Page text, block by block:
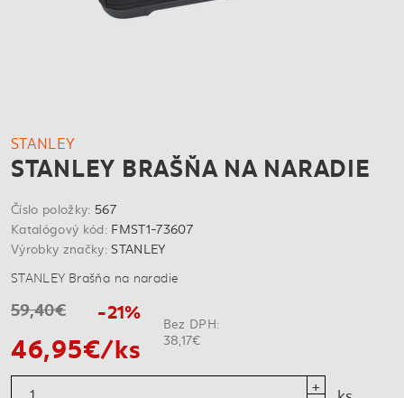
STANLEY
STANLEY BRAŠŇA NA NARADIE
Číslo položky: 567
Katalógový kód: FMST1-73607
Výrobky značky:STANLEY
STANLEY Brašňa na naradie
59,40€ -21%
46,95€/ks
Bez DPH:
38,17€